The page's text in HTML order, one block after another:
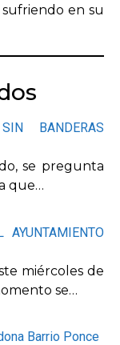
en su
BANDERAS
se pregunta
que…
AYUNTAMIENTO
miércoles de
se…
Barrio Ponce